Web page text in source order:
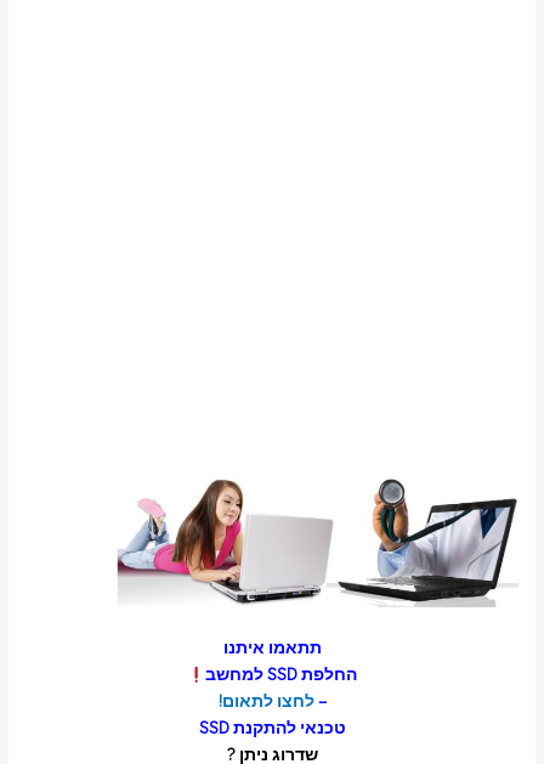
תתאמו איתנו
החלפת SSD למחשב
–לחצו לתאום!
טכנאי להתקנת SSD
שדרוג ניתן ?